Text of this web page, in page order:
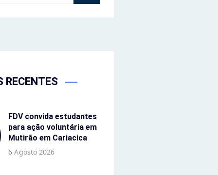
RECENTES
FDV convida estudantes
para ação voluntária em
Mutirão em Cariacica
6 Agosto 2026